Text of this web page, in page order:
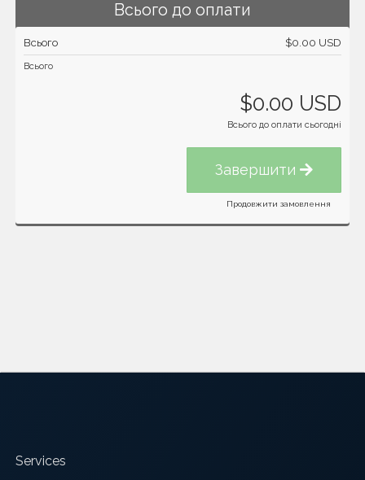
Всього до оплати
Всього $0.00 USD
Всього
$0.00 USD
Всього до оплати сьогодні
Завершити
Продовжити замовлення
Services